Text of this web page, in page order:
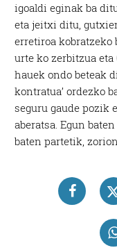
igoaldi eginak ba
eta jeitxi ditu,
erretiroa kobratzeko
urte ko zerbitzua
hauek ondo beteak
kontratua’ ordezko
seguru gaude pozik
aberatsa. Egun
baten partetik,